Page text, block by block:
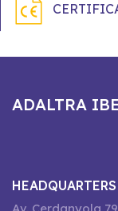
ADALTRA
HEADQUARTERS